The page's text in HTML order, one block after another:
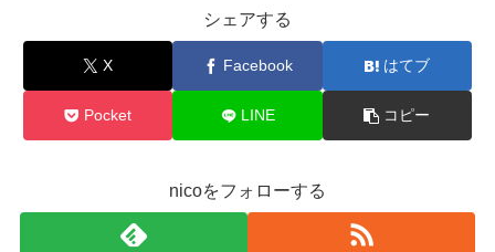
シェアする
X Facebook はてブ
Pocket LINE コピー
nicoをフォローする